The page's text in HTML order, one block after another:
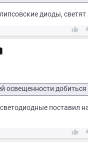
диоды,

освещенности
поставил
